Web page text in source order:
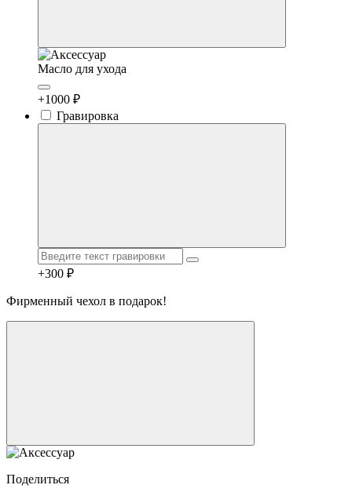
Масло для ухода
+1000 ₽
Гравировка
+300 ₽
Фирменный чехол в подарок!
Поделиться
WhatsApp
+7 (910) 880-24-42